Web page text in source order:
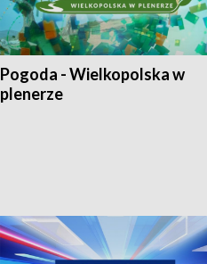
Pogoda - Wielkopolska w
plenerze